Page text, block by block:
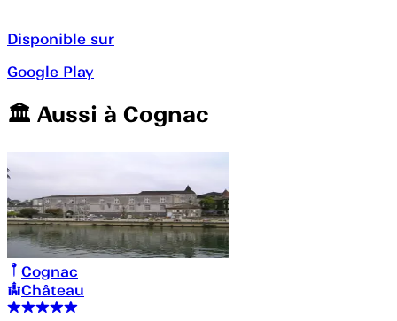
Disponible sur
Google Play
🏛️️ Aussi à Cognac
Cognac
Château